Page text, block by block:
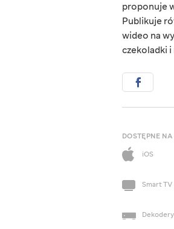
proponuje
Publikuje
wideo na
czekoladki
DOSTĘPNE
iOS
Smart TV
Dekodery